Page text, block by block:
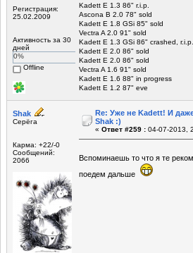
Регистрация:
25.02.2009
Активность за 30
дней
0%
Offline
Kadett E 1.3 86" r.i.p.
Ascona B 2.0 78" sold
Kadett E 1.8 GSi 85" sold
Vectra A 2.0 91" sold
Kadett E 1.3 GSi 86" crashed, r.i.p.
Kadett E 2.0 86" sold
Kadett E 2.0 86" sold
Vectra A 1.6 91" sold
Kadett E 1.6 88" in progress
Kadett E 1.2 87" eve
Shak
Серёга
Карма: +22/-0
Сообщений:
2066
Re: Уже не Kadett! И
Shak :)
« Ответ #259 : 04-07-2013,
Вспоминаешь то что я те
поедем дальше